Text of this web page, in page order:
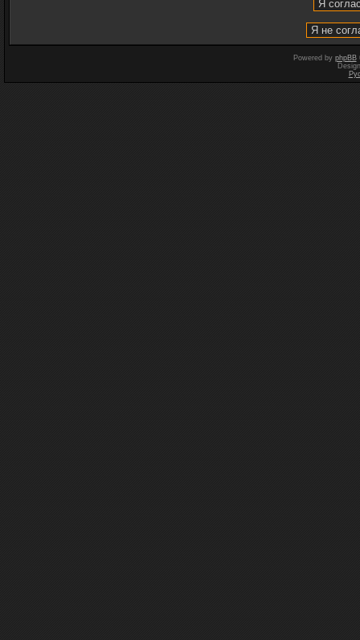
Powered by phpBB